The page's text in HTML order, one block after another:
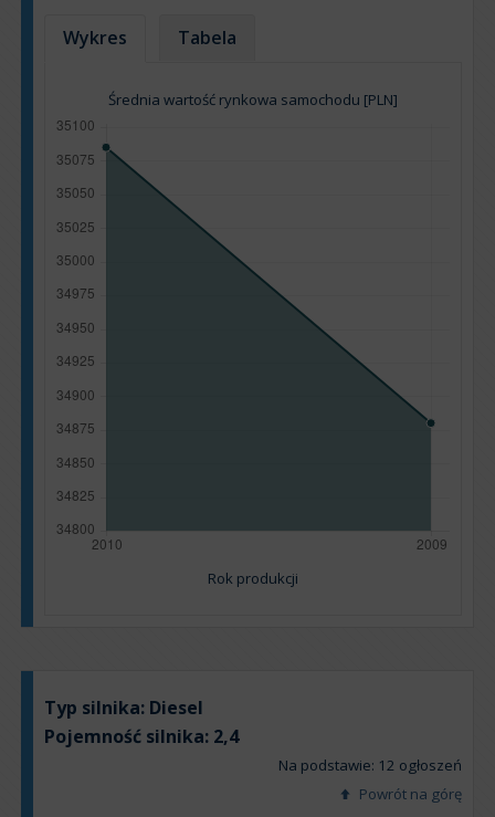
Wykres Tabela
Średnia wartość rynkowa samochodu [PLN]
Rok produkcji
Typ silnika: Diesel
Pojemność silnika: 2,4
Na podstawie: 12 ogłoszeń
Powrót na górę